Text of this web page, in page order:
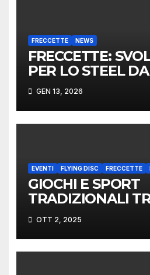
FRECCETTE NEWS
FRECCETTE:
PER LO STEEL
GEN 13, 2026
EVENTI FLYING DISC FRECCETTE
GIOCHI E SPORT
TRADIZIONALI
AL TROFEO CONI
OTT 2, 2025